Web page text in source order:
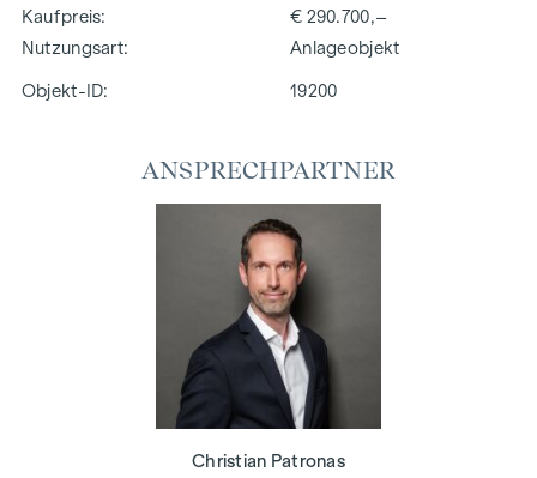
Kaufpreis
€ 290.700,–
Nutzungsart
Anlageobjekt
Objekt-ID: 19200
ANSPRECHPARTNER
Christian Patronas